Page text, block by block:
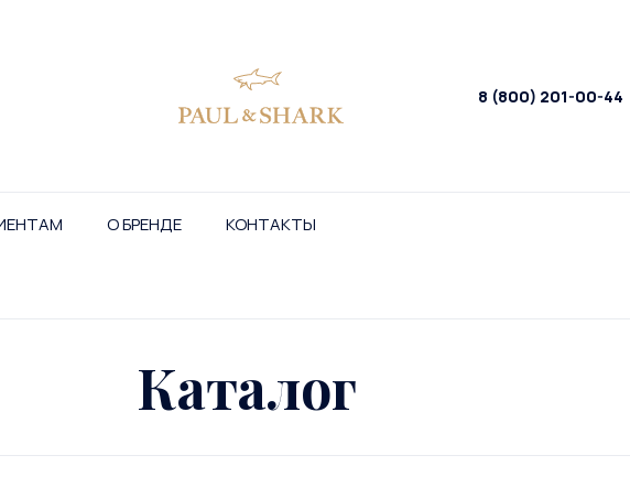
8 (800) 201-00-44
О БРЕНДЕ КОНТАКТЫ
Каталог